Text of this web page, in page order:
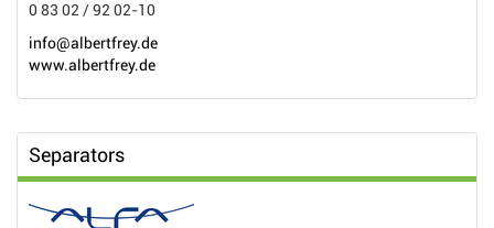
0 83 02 / 92 02-10
info@albertfrey.de
www.albertfrey.de
Separators